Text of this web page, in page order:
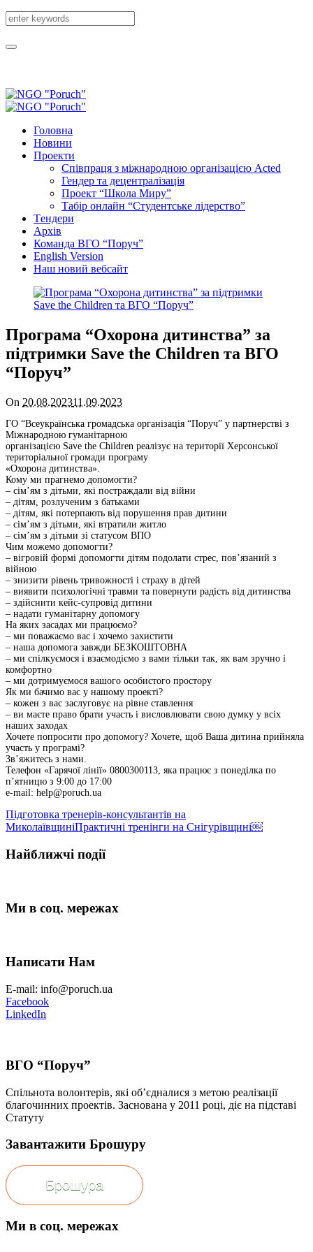
Головна
Новини
Проекти
Співпраця з міжнародною організацією Acted
Гендер та децентралізація
Проект “Школа Миру”
Табір онлайн “Студентське лідерство”
Tендери
Архів
Команда ВГО “Поруч”
English Version
Наш новий вебсайт
Програма “Охорона дитинства” за
підтримки Save the Children та ВГО
“Поруч”
On 20.08.202311.09.2023
ГО “Всеукраїнська громадська організація “Поруч” у партнерстві з
Міжнародною гуманітарною
організацією Save the Children реалізує на території Херсонської
територіальної громади програму
«Охорона дитинства».
Кому ми прагнемо допомогти?
– сім’ям з дітьми, які постраждали від війни
– дітям, розлученим з батьками
– дітям, які потерпають від порушення прав дитини
– сім’ям з дітьми, які втратили житло
– сім’ям з дітьми зі статусом ВПО
Чим можемо допомогти?
– вігровій формі допомогти дітям подолати стрес, пов’язаний з
війною
– знизити рівень тривожності і страху в дітей
– виявити психологічні травми та повернути радість від дитинства
– здійснити кейс-супровід дитини
– надати гуманітарну допомогу
На яких засадах ми працюємо?
– ми поважаємо вас і хочемо захистити
– наша допомога завжди БЕЗКОШТОВНА
– ми спілкуємося і взаємодіємо з вами тільки так, як вам зручно і
комфортно
– ми дотримуємося вашого особистого простору
Як ми бачимо вас у нашому проекті?
– кожен з вас заслуговує на рівне ставлення
– ви маєте право брати участь і висловлювати свою думку у всіх
наших заходах
Хочете попросити про допомогу? Хочете, щоб Ваша дитина прийняла
участь у програмі?
Зв’яжитесь з нами.
Телефон «Гарячої лінії» 0800300113, яка працює з понеділка по
п’ятницю з 9:00 до 17:00
е-mail: help@poruch.ua
Підготовка тренерів-консультантів на
МиколаївщиніПрактичні тренінги на Снігурівщині￼
Найближчі події
Ми в соц. мережах
Написати Нам
E-mail: info@poruch.ua
Facebook
LinkedIn
ВГО “Поруч”
Спільнота волонтерів, які об’єдналися з метою реалізації
благочинних проектів. Заснована у 2011 році, діє на підставі
Статуту
Завантажити Брошуру
Брошура
Ми в соц. мережах